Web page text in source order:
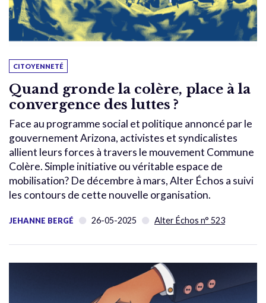
CITOYENNETÉ
Quand gronde la colère, place à la
convergence des luttes ?
Face au programme social et politique annoncé par le
gouvernement Arizona, activistes et syndicalistes
allient leurs forces à travers le mouvement Commune
Colère. Simple initiative ou véritable espace de
mobilisation? De décembre à mars, Alter Échos a suivi
les contours de cette nouvelle organisation.
JEHANNE BERGÉ 26-05-2025 Alter Échos n° 523